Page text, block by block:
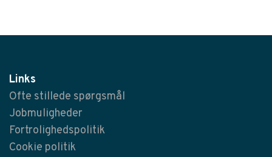
Links
Ofte stillede spørgsmål
Jobmuligheder
Fortrolighedspolitik
Cookie politik